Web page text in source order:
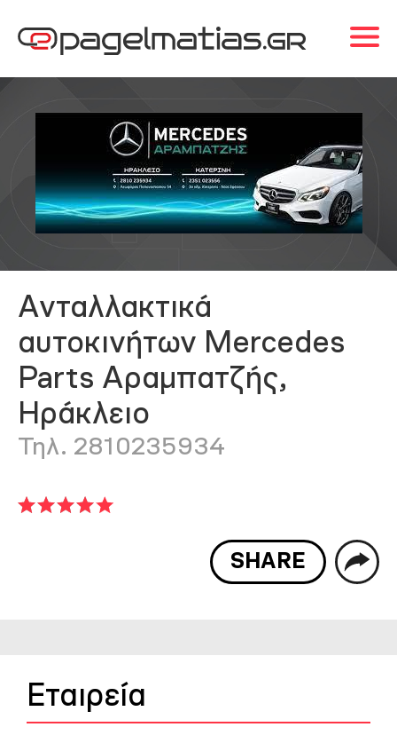
Ανταλλακτικά
αυτοκινήτων Mercedes
Parts Αραμπατζής,
Ηράκλειο
Τηλ. 2810235934
SHARE
Εταιρεία